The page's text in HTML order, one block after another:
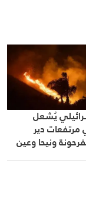
يُشعل
مرتفعات دير
ونيحا وعين